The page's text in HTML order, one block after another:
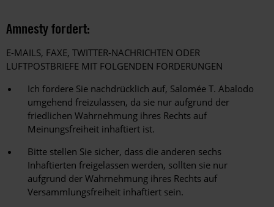
Amnesty fordert:
E-MAILS, FAXE, TWITTER-NACHRICHTEN ODER
LUFTPOSTBRIEFE MIT FOLGENDEN FORDERUNGEN
Ich fordere Sie nachdrücklich auf, Salomée T. Abalodo
umgehend freizulassen, da sie nur aufgrund der
friedlichen Wahrnehmung ihres Rechts auf
Meinungsfreiheit inhaftiert ist.
Bitte stellen Sie sicher, dass die anderen sechs
Inhaftierten freigelassen werden, sollten sie nur
aufgrund der Wahrnehmung ihres Rechts auf
Versammlungsfreiheit inhaftiert sein.